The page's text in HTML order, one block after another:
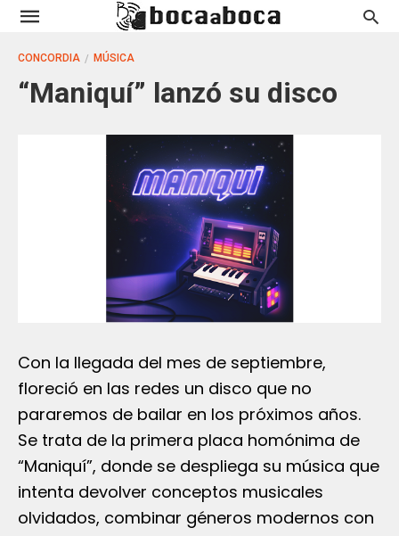
CONCORDIA MÚSICA
“Maniquí” lanzó su disco
Con la llegada del mes de septiembre,
floreció en las redes un disco que no
pararemos de bailar en los próximos años.
Se trata de la primera placa homónima de
“Maniquí”, donde se despliega su música que
intenta devolver conceptos musicales
olvidados, combinar géneros modernos con